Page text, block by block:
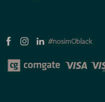
#nosimOblack